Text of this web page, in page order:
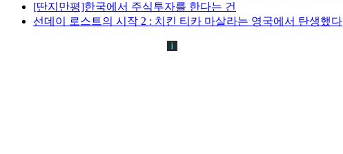
[딴지만평]한국에서 주식투자를 한다는 건
선데이 로스트의 시작 2 : 치킨 티카 마살라는 영국에서 탄생했다